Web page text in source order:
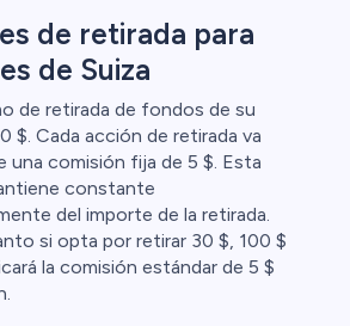
de retirada para
de Suiza
de retirada de fondos de su
$. Cada acción de retirada va
una comisión fija de 5 $. Esta
constante
del importe de la retirada.
si opta por retirar 30 $, 100 $
la comisión estándar de 5 $